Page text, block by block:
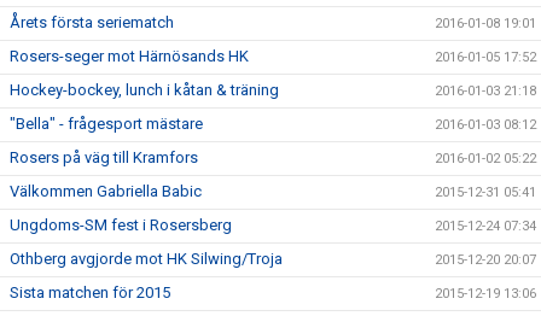
Årets första seriematch 2016-01-08 19:01
Rosers-seger mot Härnösands HK 2016-01-05 17:52
Hockey-bockey, lunch i kåtan & träning 2016-01-03 21:18
"Bella" - frågesport mästare 2016-01-03 08:12
Rosers på väg till Kramfors 2016-01-02 05:22
Välkommen Gabriella Babic 2015-12-31 05:41
Ungdoms-SM fest i Rosersberg 2015-12-24 07:34
Othberg avgjorde mot HK Silwing/Troja 2015-12-20 20:07
Sista matchen för 2015 2015-12-19 13:06